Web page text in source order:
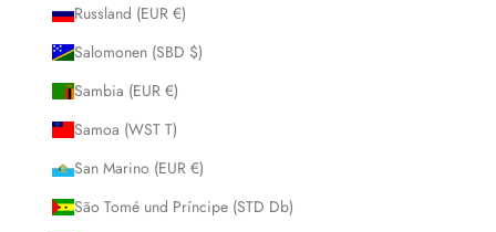
Russland (EUR €)
Salomonen (SBD $)
Sambia (EUR €)
Samoa (WST T)
San Marino (EUR €)
São Tomé und Príncipe (STD Db)